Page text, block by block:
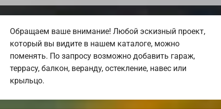
Обращаем ваше внимание! Любой эскизный проект,
который вы видите в нашем каталоге, можно
поменять. По запросу возможно добавить гараж,
террасу, балкон, веранду, остекление, навес или
крыльцо.